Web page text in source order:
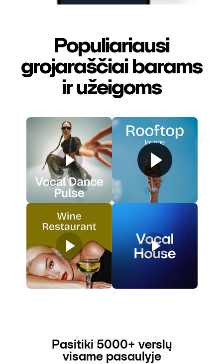
Populiariausi
grojaraščiai barams
ir užeigoms
Pasitiki 5000+ verslų
visame pasaulyje